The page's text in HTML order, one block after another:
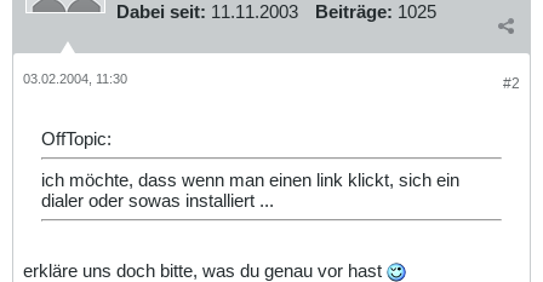
Dabei seit: 11.11.2003 Beiträge: 1025
#2
03.02.2004, 11:30
OffTopic:
ich möchte, dass wenn man einen link klickt, sich ein
dialer oder sowas installiert ...
erkläre uns doch bitte, was du genau vor hast